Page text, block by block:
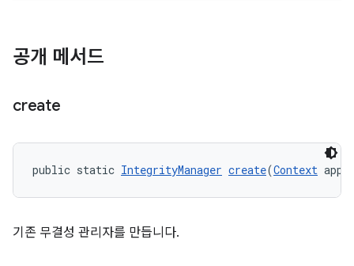
공개 메서드
create
public static IntegrityManager create(Context
기존 무결성 관리자를 만듭니다.